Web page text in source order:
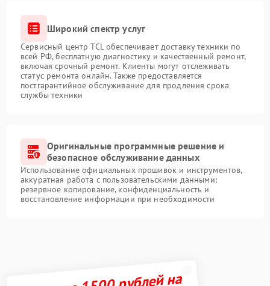
Широкий спектр услуг
Сервисный центр TCL обеспечивает доставку техники по
всей РФ, бесплатную диагностику и качественный ремонт,
включая срочный ремонт. Клиенты могут отслеживать
статус ремонта онлайн. Также предоставляется
постгарантийное обслуживание для продления срока
службы техники
Оригинальные программные решение и
безопасное обслуживание данных
Использование официальных прошивок и инструментов,
аккуратная работа с пользовательскими данными:
резервное копирование, конфиденциальность и
восстановление информации при необходимости